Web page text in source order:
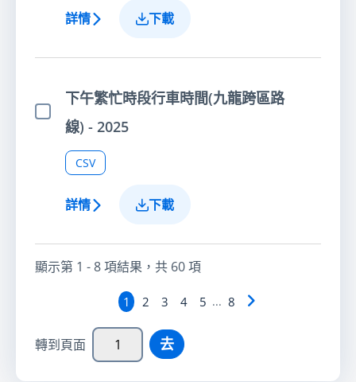
詳情 下載
選擇項目
下午繁忙時段行車時間(九龍跨區路
線) - 2025
CSV
詳情 下載
顯示第 1 - 8項結果，共 60項
1 2 3 4 5 ... 8
轉到頁面 去